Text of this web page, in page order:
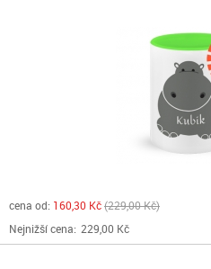
cena od: 160,30 Kč 229,00 Kč
Nejnižší cena: 229,00 Kč